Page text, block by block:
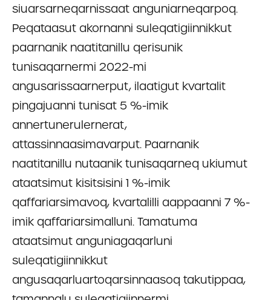
siuarsarneqarnissaat anguniarneqarpoq.
Peqataasut akornanni suleqatigiinnikkut
paarnanik naatitanillu qerisunik
tunisaqarnermi 2022-mi
angusarissaarnerput, ilaatigut kvartalit
pingajuanni tunisat 5 %-imik
annertunerulernerat,
attassinnaasimavarput. Paarnanik
naatitanillu nutaanik tunisaqarneq ukiumut
ataatsimut kisitsisini 1 %-imik
qaffariarsimavoq, kvartalilli aappaanni 7 %-
imik qaffariarsimalluni. Tamatuma
ataatsimut anguniagaqarluni
suleqatigiinnikkut
angusaqarluartoqarsinnaasoq takutippaa,